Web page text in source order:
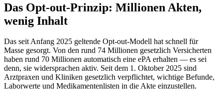
Das Opt-out-Prinzip: Millionen Akten,
wenig Inhalt
Das seit Anfang 2025 geltende Opt-out-Modell hat schnell für
Masse gesorgt. Von den rund 74 Millionen gesetzlich Versicherten
haben rund 70 Millionen automatisch eine ePA erhalten — es sei
denn, sie widersprachen aktiv. Seit dem 1. Oktober 2025 sind
Arztpraxen und Kliniken gesetzlich verpflichtet, wichtige Befunde,
Laborwerte und Medikamentenlisten in die Akte einzustellen.